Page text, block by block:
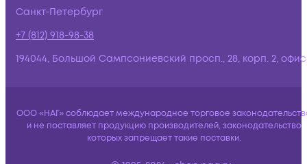
Санкт-Петербург
+7 (812) 918-98-38
194044, Большой Сампсониевский просп., 28, корп. 2,
ООО «НАГ» соблюдает международное торговое
и не поставляет продукцию производителей, законодательство
которых запрещает такие поставки.